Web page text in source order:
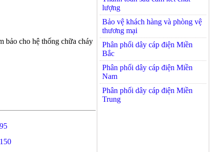
bảo cho hệ thống chữa cháy
lượng
Bảo vệ khách hàng và phòng vệ
thương mại
Phân phối dây cáp điện Miền
Bắc
Phân phối dây cáp điện Miền
Nam
Phân phối dây cáp điện Miền
Trung